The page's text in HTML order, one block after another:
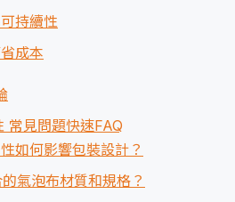
持續性
成本
常見問題快速FAQ
如何影響包裝設計？
氣泡布材質和規格？